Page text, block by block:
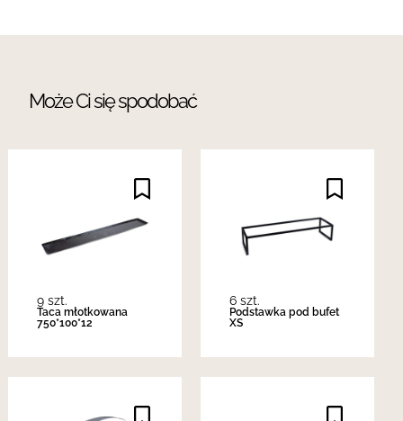
Może Ci się spodobać
9 szt.
Taca młotkowana
750*100*12
6 szt.
Podstawka pod bufet
XS